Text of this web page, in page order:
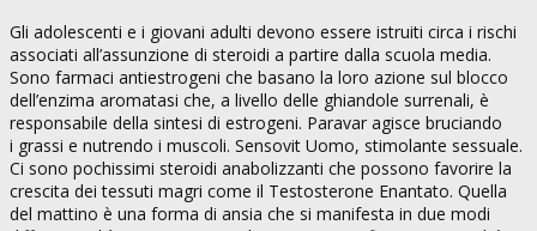
Gli adolescenti e i giovani adulti devono essere istruiti circa i rischi
associati all’assunzione di steroidi a partire dalla scuola media.
Sono farmaci antiestrogeni che basano la loro azione sul blocco
dell’enzima aromatasi che, a livello delle ghiandole surrenali, è
responsabile della sintesi di estrogeni. Paravar agisce bruciando
i grassi e nutrendo i muscoli. Sensovit Uomo, stimolante sessuale.
Ci sono pochissimi steroidi anabolizzanti che possono favorire la
crescita dei tessuti magri come il Testosterone Enantato. Quella
del mattino è una forma di ansia che si manifesta in due modi